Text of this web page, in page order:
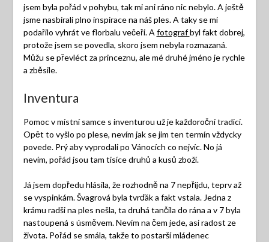
jsem byla pořád v pohybu, tak mi ani ráno nic nebylo. A ještě
jsme nasbírali plno inspirace na náš ples. A taky se mi
podařilo vyhrát ve florbalu večeři. A fotografbyl fakt dobrej,
protože jsem se povedla, skoro jsem nebyla rozmazaná.
Můžu se převléct za princeznu, ale mé druhé jméno je rychle
a zběsile.
Inventura
Pomoc v místní samce s inventurou už je každoroční tradicí.
Opět to vyšlo po plese, nevím jak se jim ten termín vždycky
povede. Prý aby vyprodali po Vánocích co nejvíc. No já
nevím, pořád jsou tam tisíce druhů a kusů zboží.
Já jsem dopředu hlásila, že rozhodně na 7 nepřijdu, teprv až
se vyspinkám. Švagrová byla tvrďák a fakt vstala. Jedna z
krámu radši na ples nešla, ta druhá tančila do rána a v 7 byla
nastoupená s úsměvem. Nevím na čem jede, asi radost ze
života. Pořád se smála, takže to postarší mládenec